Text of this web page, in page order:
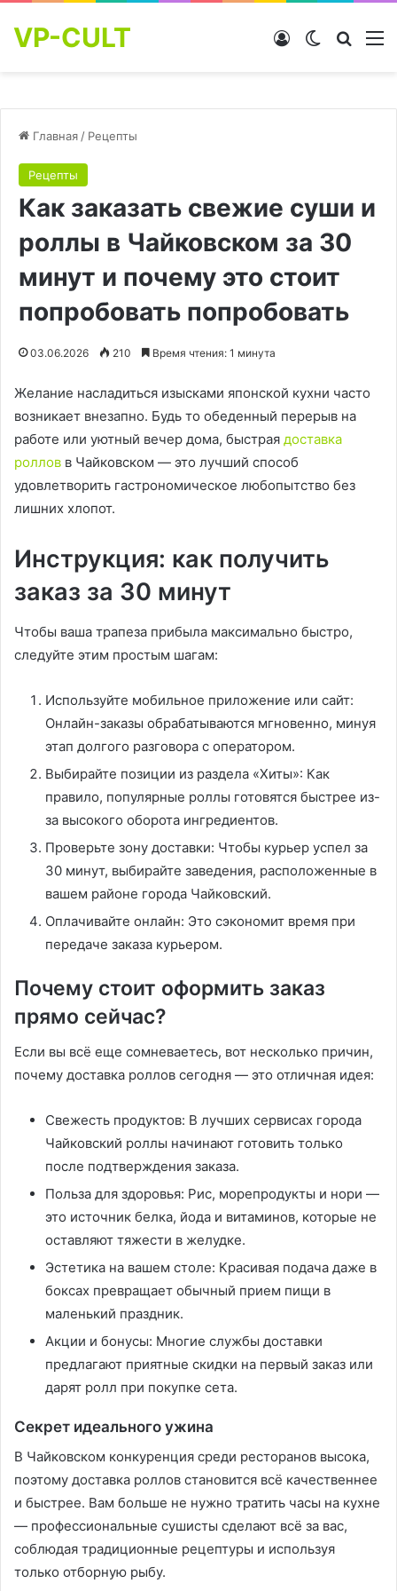
VP-CULT Switch skin
Войти
Главная / Рецепты
Рецепты
Как заказать свежие суши и
роллы в Чайковском за 30
минут и почему это стоит
попробовать попробовать
03.06.2026 210 Время чтения: 1 минута
Желание насладиться изысками японской кухни часто
возникает внезапно. Будь то обеденный перерыв на
работе или уютный вечер дома, быстрая доставка
роллов в Чайковском — это лучший способ
удовлетворить гастрономическое любопытство без
лишних хлопот.
Инструкция: как получить
заказ за 30 минут
Чтобы ваша трапеза прибыла максимально быстро,
следуйте этим простым шагам:
Используйте мобильное приложение или сайт:
Онлайн-заказы обрабатываются мгновенно, минуя
этап долгого разговора с оператором.
Выбирайте позиции из раздела «Хиты»: Как
правило, популярные роллы готовятся быстрее из-
за высокого оборота ингредиентов.
Проверьте зону доставки: Чтобы курьер успел за
30 минут, выбирайте заведения, расположенные в
вашем районе города Чайковский.
Оплачивайте онлайн: Это сэкономит время при
передаче заказа курьером.
Почему стоит оформить заказ
прямо сейчас?
Если вы всё еще сомневаетесь, вот несколько причин,
почему доставка роллов сегодня — это отличная идея:
Свежесть продуктов: В лучших сервисах города
Чайковский роллы начинают готовить только
после подтверждения заказа.
Польза для здоровья: Рис, морепродукты и нори —
это источник белка, йода и витаминов, которые не
оставляют тяжести в желудке.
Эстетика на вашем столе: Красивая подача даже в
боксах превращает обычный прием пищи в
маленький праздник.
Акции и бонусы: Многие службы доставки
предлагают приятные скидки на первый заказ или
дарят ролл при покупке сета.
Секрет идеального ужина
В Чайковском конкуренция среди ресторанов высока,
поэтому доставка роллов становится всё качественнее
и быстрее. Вам больше не нужно тратить часы на кухне
— профессиональные сушисты сделают всё за вас,
соблюдая традиционные рецептуры и используя
только отборную рыбу.